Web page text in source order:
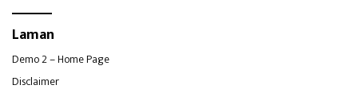
Laman
Demo 2 – Home Page
Disclaimer